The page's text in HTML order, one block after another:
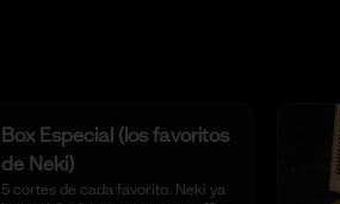
Box Especial (los favoritos
de Neki)
5 cortes de cada favorito. Neki ya